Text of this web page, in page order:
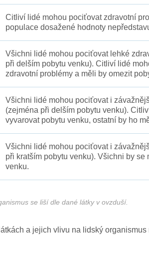
Citliví lidé mohou pociťovat zdravotní
populace dosažené hodnoty
Všichni lidé mohou pociťovat lehké
při delším pobytu venku). Citliví lidé
zdravotní problémy a měli by omezit
Všichni lidé mohou pociťovat i
(zejména při delším pobytu venku).
vyvarovat pobytu venku, ostatní by ho
Všichni lidé mohou pociťovat i
při kratším pobytu venku). Všichni by se
venku.
se liší dle dané látky v ovzduší.
a jejich vlivu na lidský